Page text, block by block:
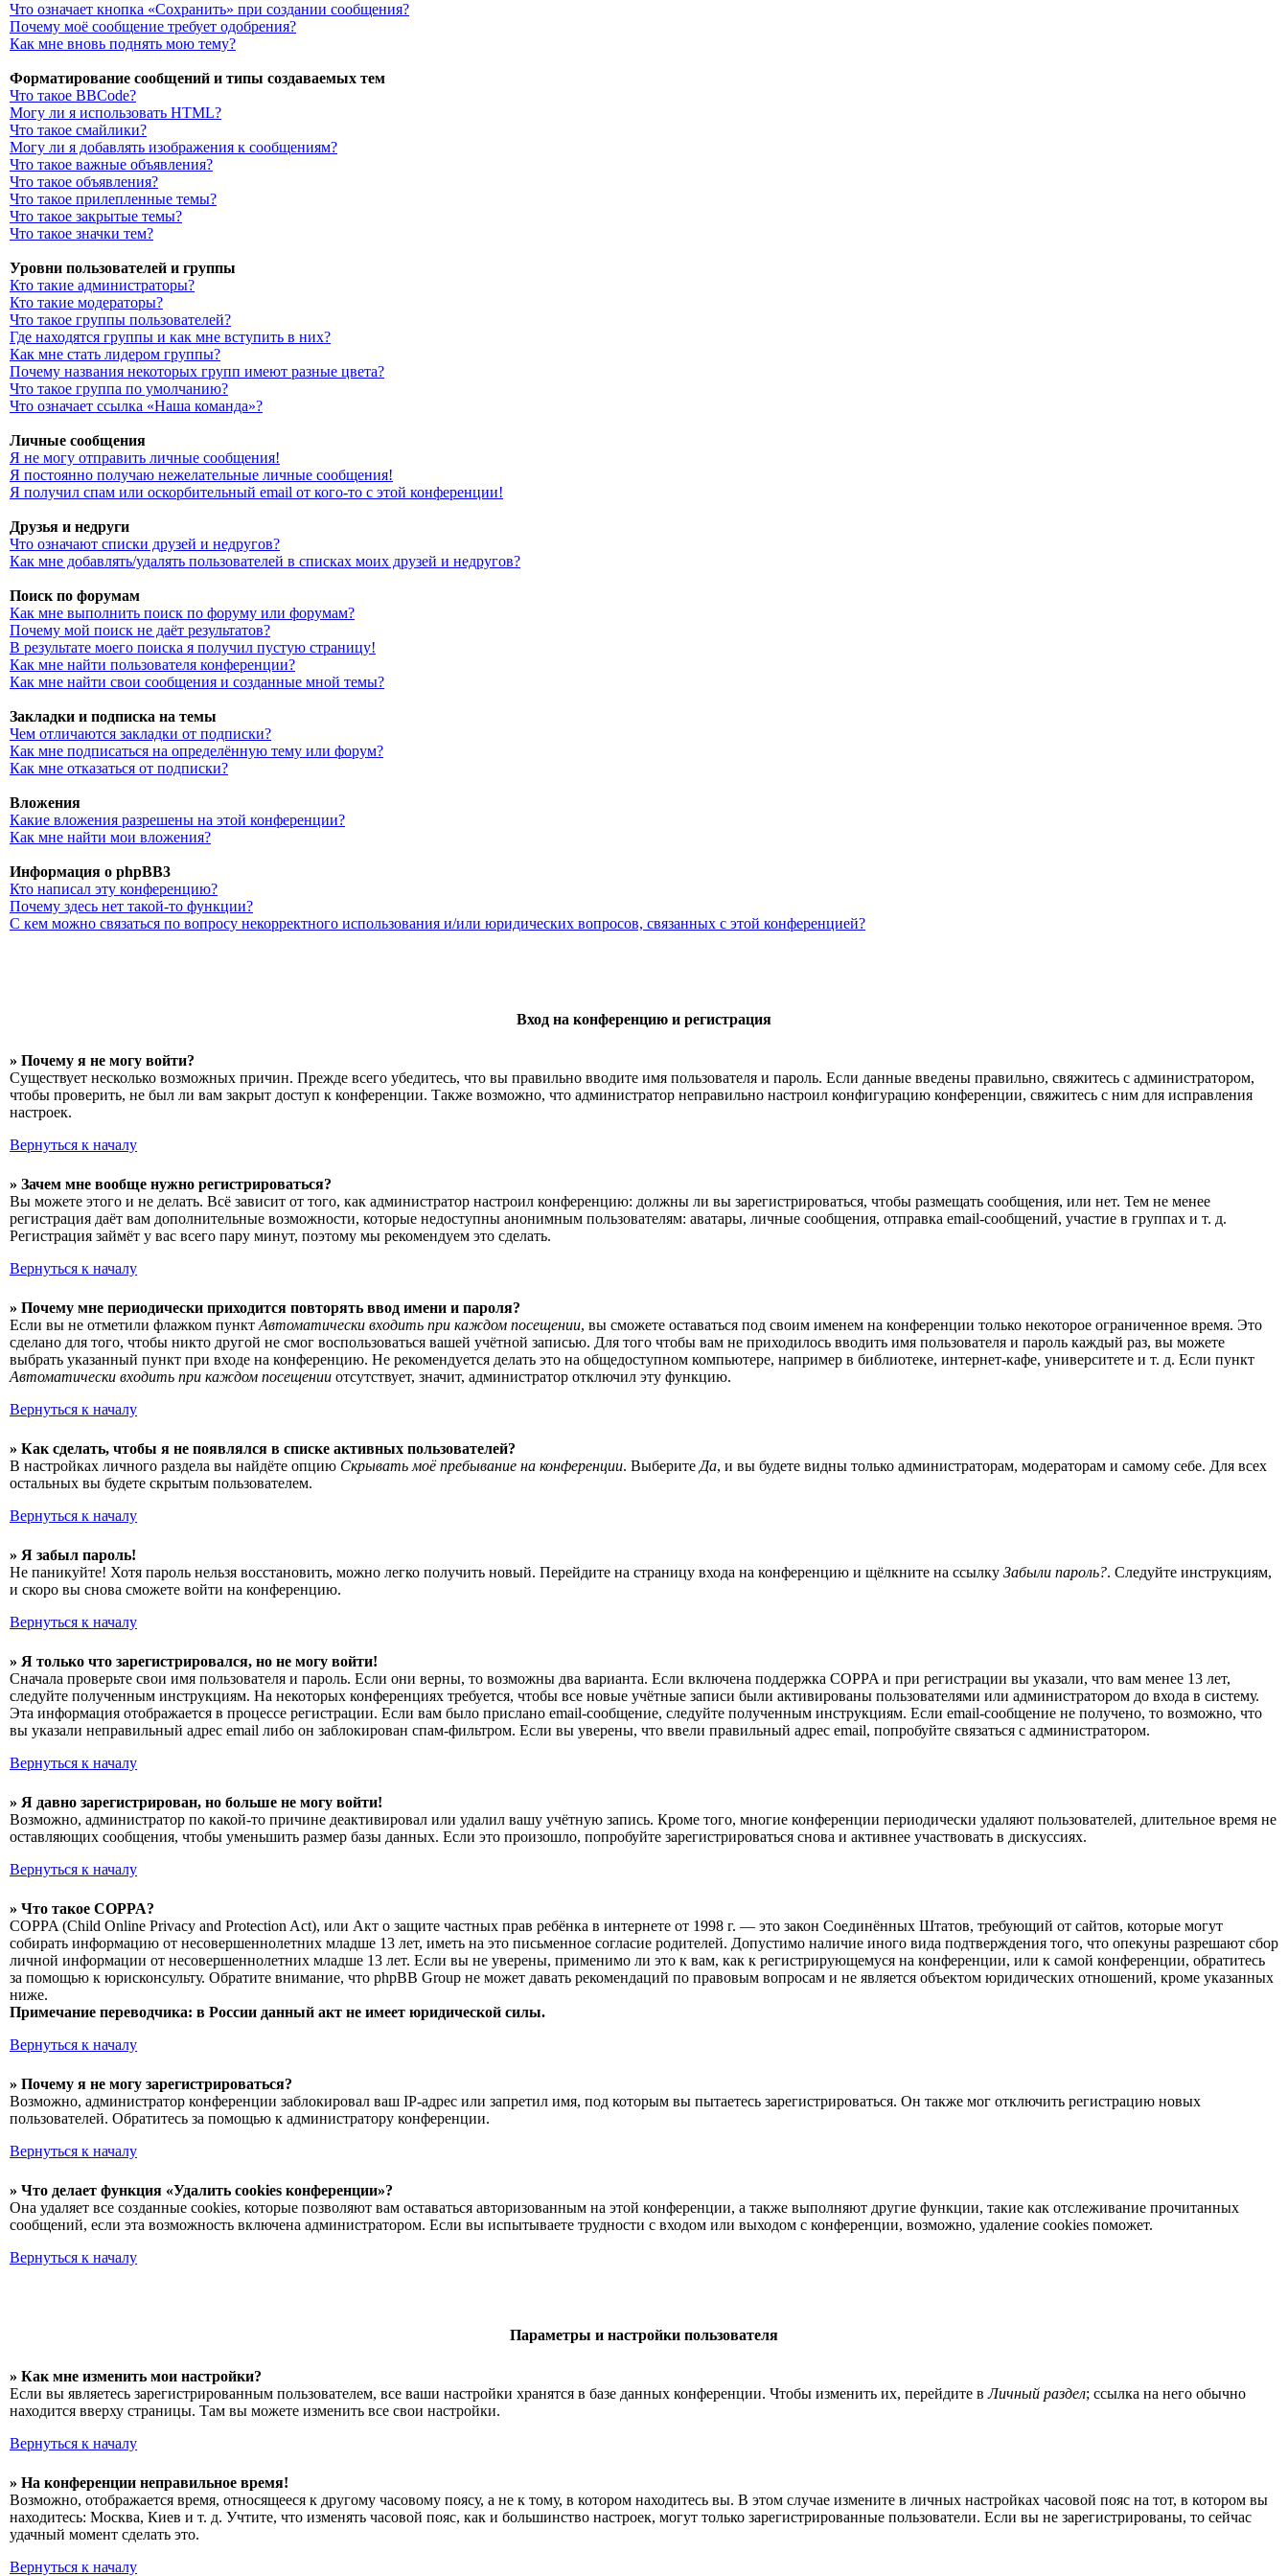
Что означает кнопка «Сохранить» при создании сообщения?
Почему моё сообщение требует одобрения?
Как мне вновь поднять мою тему?
Форматирование сообщений и типы создаваемых тем
Что такое BBCode?
Могу ли я использовать HTML?
Что такое смайлики?
Могу ли я добавлять изображения к сообщениям?
Что такое важные объявления?
Что такое объявления?
Что такое прилепленные темы?
Что такое закрытые темы?
Что такое значки тем?
Уровни пользователей и группы
Кто такие администраторы?
Кто такие модераторы?
Что такое группы пользователей?
Где находятся группы и как мне вступить в них?
Как мне стать лидером группы?
Почему названия некоторых групп имеют разные цвета?
Что такое группа по умолчанию?
Что означает ссылка «Наша команда»?
Личные сообщения
Я не могу отправить личные сообщения!
Я постоянно получаю нежелательные личные сообщения!
Я получил спам или оскорбительный email от кого-то с этой конференции!
Друзья и недруги
Что означают списки друзей и недругов?
Как мне добавлять/удалять пользователей в списках моих друзей и недругов?
Поиск по форумам
Как мне выполнить поиск по форуму или форумам?
Почему мой поиск не даёт результатов?
В результате моего поиска я получил пустую страницу!
Как мне найти пользователя конференции?
Как мне найти свои сообщения и созданные мной темы?
Закладки и подписка на темы
Чем отличаются закладки от подписки?
Как мне подписаться на определённую тему или форум?
Как мне отказаться от подписки?
Вложения
Какие вложения разрешены на этой конференции?
Как мне найти мои вложения?
Информация о phpBB3
Кто написал эту конференцию?
Почему здесь нет такой-то функции?
С кем можно связаться по вопросу некорректного использования и/или юридических вопросов, связанных с этой конференцией?
Вход на конференцию и регистрация
» Почему я не могу войти?
Существует несколько возможных причин. Прежде всего убедитесь, что вы правильно вводите имя пользователя и пароль. Если данные введены правильно, свяжитесь с администратором,
чтобы проверить, не был ли вам закрыт доступ к конференции. Также возможно, что администратор неправильно настроил конфигурацию конференции, свяжитесь с ним для исправления
настроек.
Вернуться к началу
» Зачем мне вообще нужно регистрироваться?
Вы можете этого и не делать. Всё зависит от того, как администратор настроил конференцию: должны ли вы зарегистрироваться, чтобы размещать сообщения, или нет. Тем не менее
регистрация даёт вам дополнительные возможности, которые недоступны анонимным пользователям: аватары, личные сообщения, отправка email-сообщений, участие в группах и т. д.
Регистрация займёт у вас всего пару минут, поэтому мы рекомендуем это сделать.
Вернуться к началу
» Почему мне периодически приходится повторять ввод имени и пароля?
Если вы не отметили флажком пункт Автоматически входить при каждом посещении, вы сможете оставаться под своим именем на конференции только некоторое ограниченное время. Это
сделано для того, чтобы никто другой не смог воспользоваться вашей учётной записью. Для того чтобы вам не приходилось вводить имя пользователя и пароль каждый раз, вы можете
выбрать указанный пункт при входе на конференцию. Не рекомендуется делать это на общедоступном компьютере, например в библиотеке, интернет-кафе, университете и т. д. Если пункт
Автоматически входить при каждом посещении отсутствует, значит, администратор отключил эту функцию.
Вернуться к началу
» Как сделать, чтобы я не появлялся в списке активных пользователей?
В настройках личного раздела вы найдёте опцию Скрывать моё пребывание на конференции. Выберите Да, и вы будете видны только администраторам, модераторам и самому себе. Для всех
остальных вы будете скрытым пользователем.
Вернуться к началу
» Я забыл пароль!
Не паникуйте! Хотя пароль нельзя восстановить, можно легко получить новый. Перейдите на страницу входа на конференцию и щёлкните на ссылку Забыли пароль?. Следуйте инструкциям,
и скоро вы снова сможете войти на конференцию.
Вернуться к началу
» Я только что зарегистрировался, но не могу войти!
Сначала проверьте свои имя пользователя и пароль. Если они верны, то возможны два варианта. Если включена поддержка COPPA и при регистрации вы указали, что вам менее 13 лет,
следуйте полученным инструкциям. На некоторых конференциях требуется, чтобы все новые учётные записи были активированы пользователями или администратором до входа в систему.
Эта информация отображается в процессе регистрации. Если вам было прислано email-сообщение, следуйте полученным инструкциям. Если email-сообщение не получено, то возможно, что
вы указали неправильный адрес email либо он заблокирован спам-фильтром. Если вы уверены, что ввели правильный адрес email, попробуйте связаться с администратором.
Вернуться к началу
» Я давно зарегистрирован, но больше не могу войти!
Возможно, администратор по какой-то причине деактивировал или удалил вашу учётную запись. Кроме того, многие конференции периодически удаляют пользователей, длительное время не
оставляющих сообщения, чтобы уменьшить размер базы данных. Если это произошло, попробуйте зарегистрироваться снова и активнее участвовать в дискуссиях.
Вернуться к началу
» Что такое COPPA?
COPPA (Child Online Privacy and Protection Act), или Акт о защите частных прав ребёнка в интернете от 1998 г. — это закон Соединённых Штатов, требующий от сайтов, которые могут
собирать информацию от несовершеннолетних младше 13 лет, иметь на это письменное согласие родителей. Допустимо наличие иного вида подтверждения того, что опекуны разрешают сбор
личной информации от несовершеннолетних младше 13 лет. Если вы не уверены, применимо ли это к вам, как к регистрирующемуся на конференции, или к самой конференции, обратитесь
за помощью к юрисконсульту. Обратите внимание, что phpBB Group не может давать рекомендаций по правовым вопросам и не является объектом юридических отношений, кроме указанных
ниже.
Примечание переводчика: в России данный акт не имеет юридической силы.
Вернуться к началу
» Почему я не могу зарегистрироваться?
Возможно, администратор конференции заблокировал ваш IP-адрес или запретил имя, под которым вы пытаетесь зарегистрироваться. Он также мог отключить регистрацию новых
пользователей. Обратитесь за помощью к администратору конференции.
Вернуться к началу
» Что делает функция «Удалить cookies конференции»?
Она удаляет все созданные cookies, которые позволяют вам оставаться авторизованным на этой конференции, а также выполняют другие функции, такие как отслеживание прочитанных
сообщений, если эта возможность включена администратором. Если вы испытываете трудности с входом или выходом с конференции, возможно, удаление cookies поможет.
Вернуться к началу
Параметры и настройки пользователя
» Как мне изменить мои настройки?
Если вы являетесь зарегистрированным пользователем, все ваши настройки хранятся в базе данных конференции. Чтобы изменить их, перейдите вЛичный раздел; ссылка на него обычно
находится вверху страницы. Там вы можете изменить все свои настройки.
Вернуться к началу
» На конференции неправильное время!
Возможно, отображается время, относящееся к другому часовому поясу, а не к тому, в котором находитесь вы. В этом случае измените в личных настройках часовой пояс на тот, в котором вы
находитесь: Москва, Киев и т. д. Учтите, что изменять часовой пояс, как и большинство настроек, могут только зарегистрированные пользователи. Если вы не зарегистрированы, то сейчас
удачный момент сделать это.
Вернуться к началу